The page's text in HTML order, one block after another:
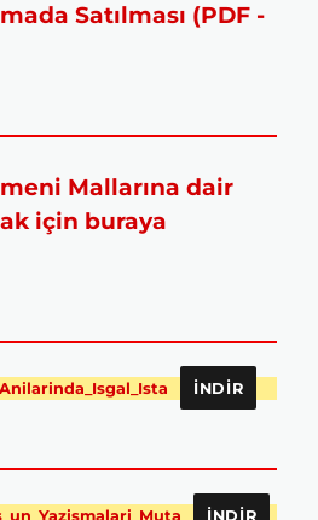
Satılması (PDF -
Mallarına dair
için buraya
İNDIR
İNDIR